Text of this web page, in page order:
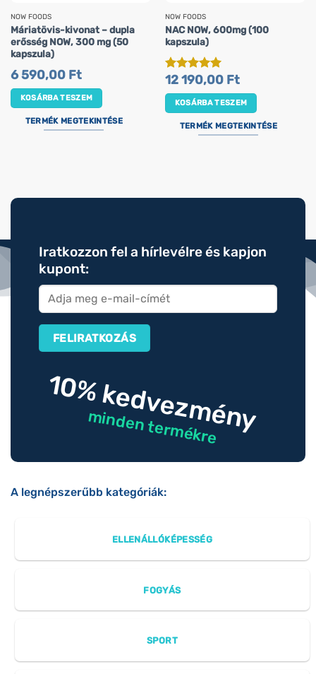
NOW FOODS
Máriatövis-kivonat – dupla
erősség NOW, 300 mg (50
kapszula)
6 590,00 Ft
KOSÁRBA TESZEM
TERMÉK MEGTEKINTÉSE
NOW FOODS
NAC NOW, 600mg (100
kapszula)
Értékelés:5
12 190,00 Ft
KOSÁRBA TESZEM
TERMÉK MEGTEKINTÉSE
Iratkozzon fel a hírlevélre és kapjon
kupont:
10% kedvezmény
minden termékre
A legnépszerűbb kategóriák:
ELLENÁLLÓKÉPESSÉG
FOGYÁS
SPORT